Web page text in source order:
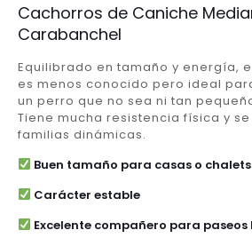
Cachorros de Caniche
Carabanchel
Equilibrado en tamaño y energía,
es menos conocido pero ideal
un perro que no sea ni tan
Tiene mucha resistencia física y
familias dinámicas.
Buen tamaño para casas o chalets
Carácter estable
Excelente compañero para